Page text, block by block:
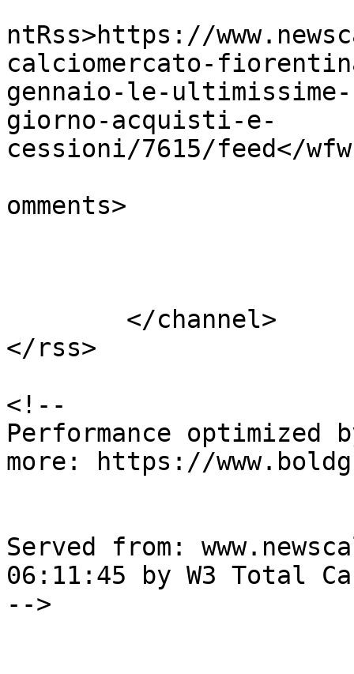
ntRss>https://
calciomercato-
gennaio-le-
giorno-acquisti-e-
cessioni/7615/feed</
omments>
</rss>
<!--
Performance optimized
more: https://
Served from:
06:11:45 by W3 Total
-->